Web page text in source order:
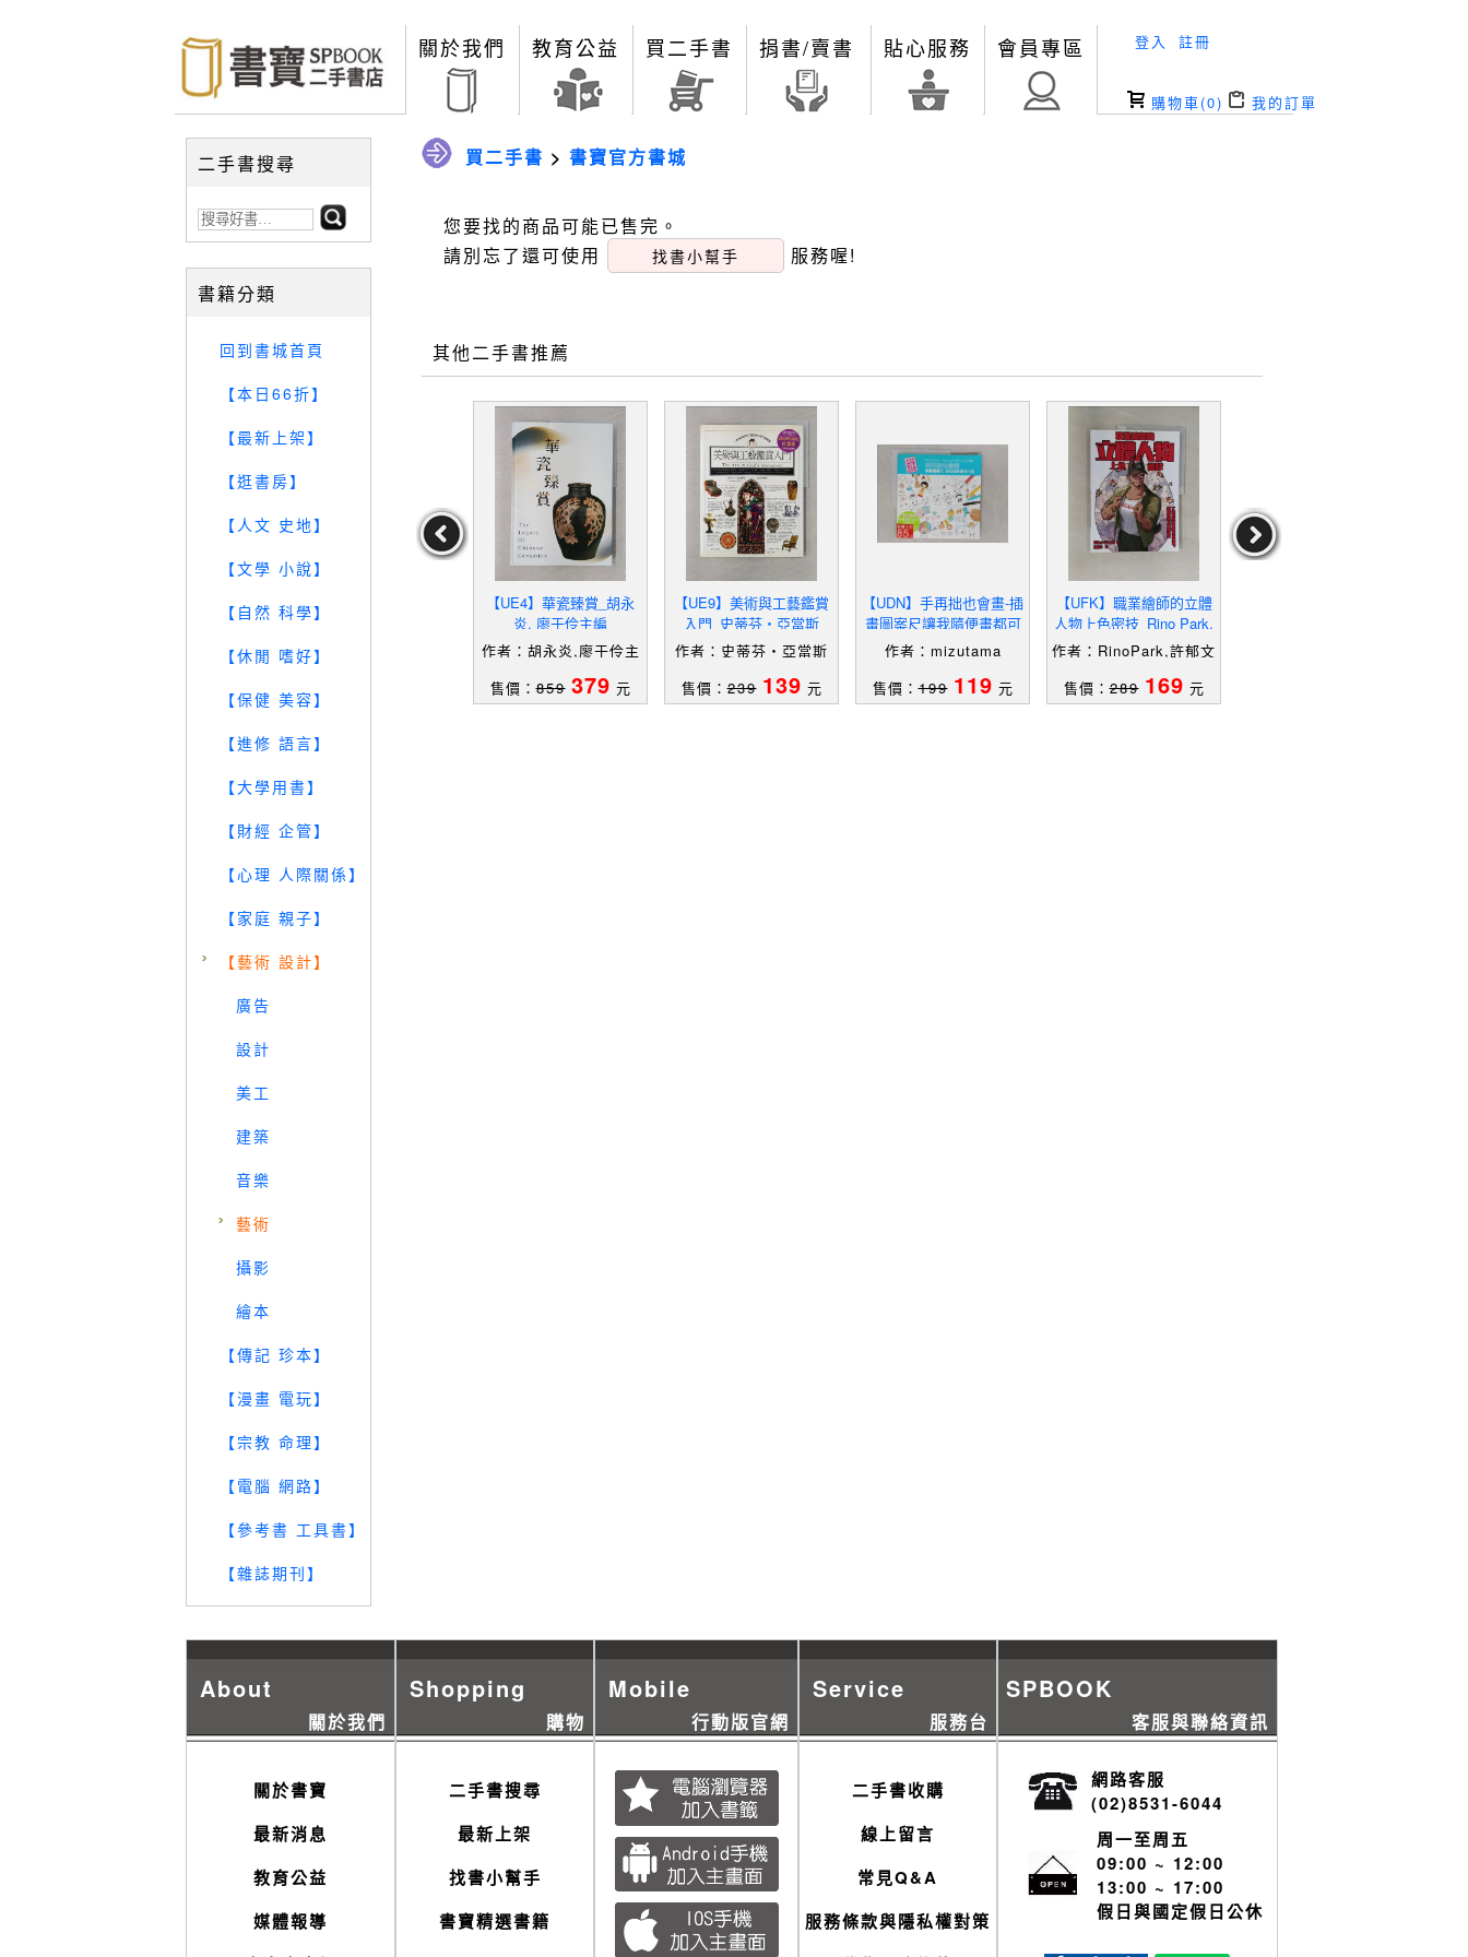
關於我們 教育公益 買二手書 捐書/賣書 貼心服務 會員專區 登入 註冊
購物車(0) 我的訂單
二手書搜尋
書籍分類
回到書城首頁
【本日66折】
【最新上架】
【逛書房】
【人文 史地】
【文學 小說】
【自然 科學】
【休閒 嗜好】
【保健 美容】
【進修 語言】
【大學用書】
【財經 企管】
【心理 人際關係】
【家庭 親子】
【藝術 設計】
廣告
設計
美工
建築
音樂
藝術
攝影
繪本
【傳記 珍本】
【漫畫 電玩】
【宗教 命理】
【電腦 網路】
【參考書 工具書】
【雜誌期刊】
買二手書 > 書寶官方書城
您要找的商品可能已售完。
請別忘了還可使用
找書小幫手 服務喔!
其他二手書推薦
【RN6】圖解藝術 更新版
元
【RN6】包豪斯工坊新作
品_簡體_瓦爾特·格羅皮烏
作者：瓦爾特·格羅皮烏
【UE4】華瓷臻賞_胡永
炎, 廖于伶主編
作者：胡永炎,廖于伶主
售價：859 379 元
【UE9】美術與工藝鑑賞
入門_史蒂芬‧亞當斯
作者：史蒂芬‧亞當斯
售價：239 139 元
【UDN】手再拙也會畫-插
畫圖案尺讓我隨便畫都可
愛_mizutama
作者：mizutama
售價：199 119 元
【UFK】職業繪師的立體
人物上色密技_Rino Park,
許郁文
作者：RinoPark,許郁文
售價：289 169 元
About
關於我們
關於書寶
最新消息
教育公益
媒體報導
Shopping
購物
二手書搜尋
最新上架
找書小幫手
書寶精選書籍
Mobile
行動版官網
Service
服務台
二手書收購
線上留言
常見Q&A
服務條款與隱私權對策
SPBOOK
客服與聯絡資訊
網路客服
(02)8531-6044
周一至周五
09:00 ~ 12:00
13:00 ~ 17:00
假日與國定假日公休